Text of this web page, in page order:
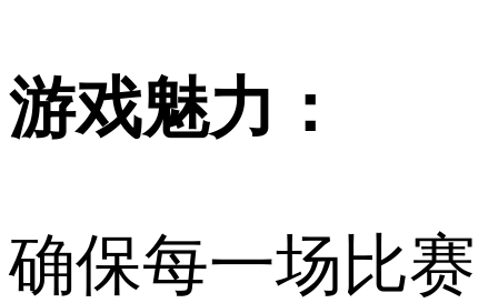
游戏魅力：
确保每一场比赛